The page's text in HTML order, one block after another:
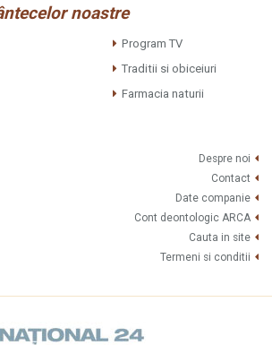
noastre
Program TV
Traditii si obiceiuri
Farmacia naturii
Despre noi
Contact
Date companie
Cont deontologic ARCA
Cauta in site
Termeni si conditii